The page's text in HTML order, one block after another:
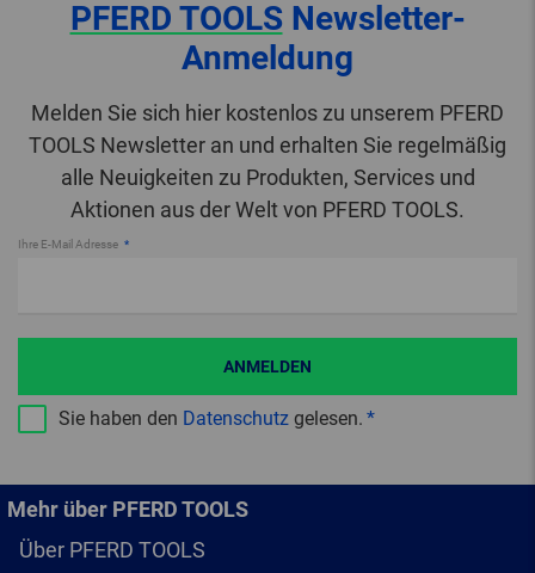
PFERD TOOLSNewsletter-
Anmeldung
Melden Sie sich hier kostenlos zu unserem PFERD
TOOLS Newsletter an und erhalten Sie regelmäßig
alle Neuigkeiten zu Produkten, Services und
Aktionen aus der Welt von PFERD TOOLS.
Ihre E-Mail Adresse
Sie haben den Datenschutz gelesen.
ANMELDEN
Mehr über PFERD TOOLS
Über PFERD TOOLS